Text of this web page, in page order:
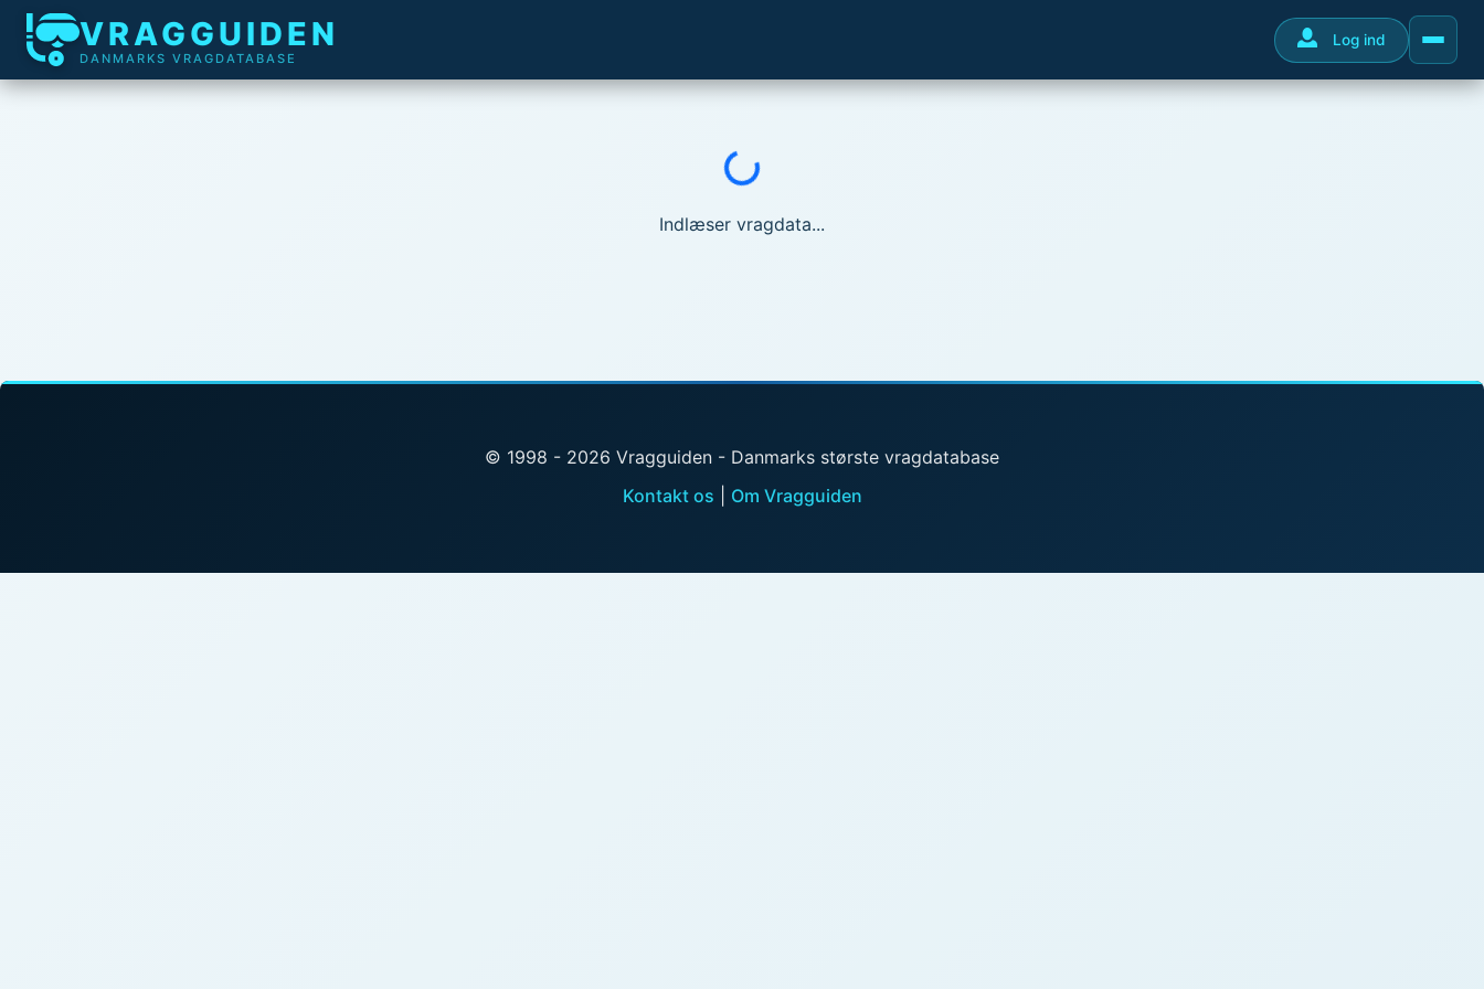
VRAGGUIDEN
DANMARKS VRAGDATABASE
Log ind
Indlæser...
Indlæser vragdata...
© 1998 - 2026 Vragguiden - Danmarks største vragdatabase
Kontakt os
Om Vragguiden